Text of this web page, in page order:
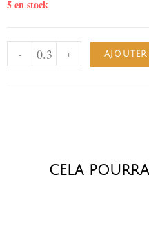
5 en stock
- +
cela